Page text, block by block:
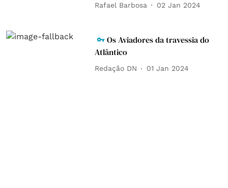
Rafael Barbosa 02 Jan 2024
Os Aviadores da travessia do
Atlântico
Redação DN 01 Jan 2024